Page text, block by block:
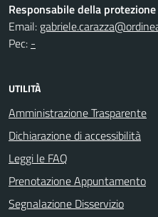
Responsabile della
Email:
Pec: -
UTILITÀ
Amministrazione Trasparente
Dichiarazione di accessibilità
Leggi le FAQ
Prenotazione Appuntamento
Segnalazione Disservizio